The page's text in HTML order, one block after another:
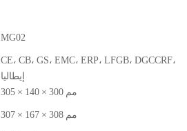
MG02
CE، CB، GS، EMC، ERP، LFGB، DGCCRF،
إيطاليا
305 × 140 × 300 مم
307 × 167 × 308 مم